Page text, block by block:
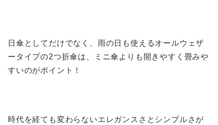
日傘としてだけでなく、雨の日も使えるオールウェザ
ータイプの2つ折傘は、ミニ傘よりも開きやすく畳みや
すいのがポイント！
時代を経ても変わらないエレガンスさとシンプルさが